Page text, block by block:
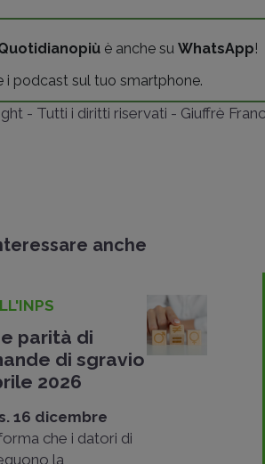
è anche suWhatsApp!
i podcast sul tuo smartphone.
- Tutti i diritti riservati - Giuffrè
anche
parità di
di sgravio
2026
16 dicembre
che i datori di
la